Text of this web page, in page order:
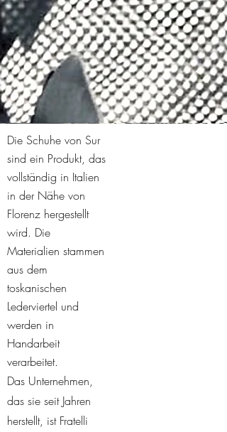
Die Schuhe von Sur
sind ein Produkt, das
vollständig in Italien
in der Nähe von
Florenz hergestellt
wird. Die
Materialien stammen
aus dem
toskanischen
Lederviertel und
werden in
Handarbeit
verarbeitet.
Das Unternehmen,
das sie seit Jahren
herstellt, ist Fratelli